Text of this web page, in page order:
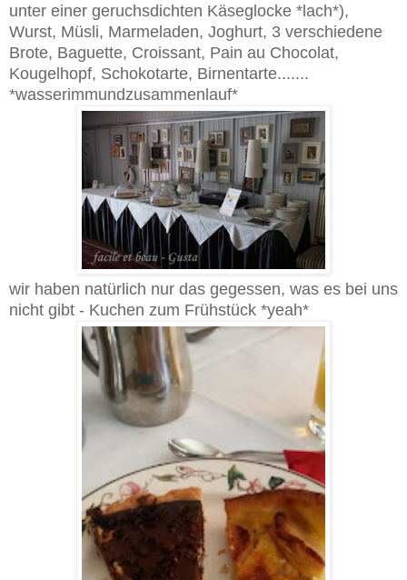
unter einer geruchsdichten Käseglocke *lach*),
Wurst, Müsli, Marmeladen, Joghurt, 3 verschiedene
Brote, Baguette, Croissant, Pain au Chocolat,
Kougelhopf, Schokotarte, Birnentarte.......
*wasserimmundzusammenlauf*
wir haben natürlich nur das gegessen, was es bei uns
nicht gibt - Kuchen zum Frühstück *yeah*